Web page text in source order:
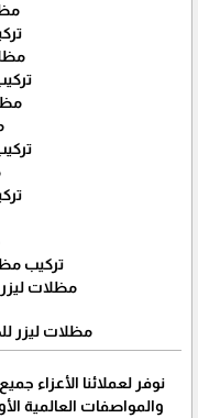
تركيب
مظلات
مظلات ليزر
نوفر لعملائنا الأعزاء
والمواصفات العالمية